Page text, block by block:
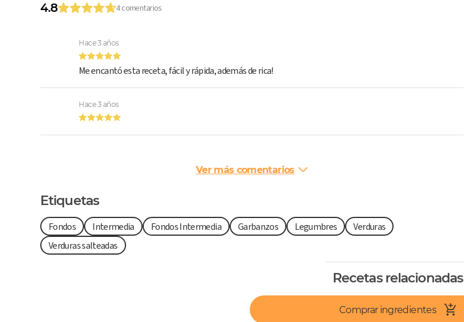
4.8
4 comentarios
Hace 3 años
Me encantó esta receta, fácil y rápida, además de rica!
Hace 3 años
Ver más comentarios
Etiquetas
Fondos Intermedia Fondos Intermedia Garbanzos Legumbres
Verduras
Verduras salteadas
Recetas relacionadas
Comprar ingredientes